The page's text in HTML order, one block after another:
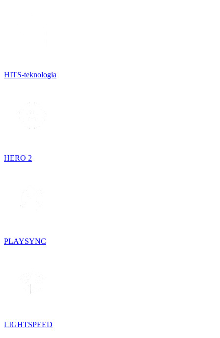
HITS-teknologia
HERO 2
PLAYSYNC
LIGHTSPEED